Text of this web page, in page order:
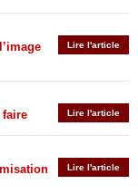
Lire l'article
Lire l'article
faire
Lire l'article